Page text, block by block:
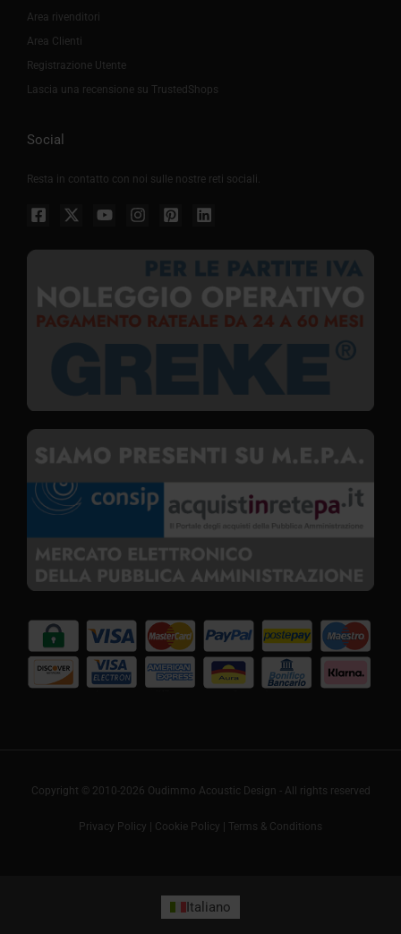
Area rivenditori
Area Clienti
Registrazione Utente
Lascia una recensione su TrustedShops
Social
Resta in contatto con noi sulle nostre reti sociali.
Copyright © 2010-2026 Oudimmo Acoustic Design - All rights reserved
Privacy Policy | Cookie Policy | Terms & Conditions
Italiano